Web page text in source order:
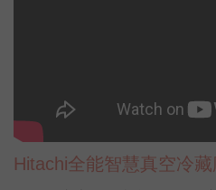
Hitachi全能智慧真空冷